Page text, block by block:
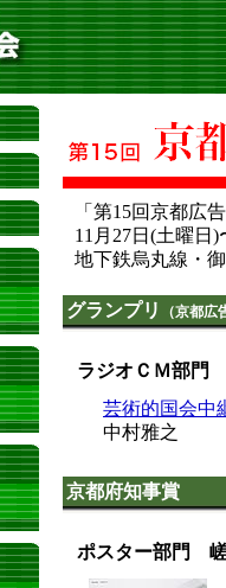
「第15回京都広
11月27日(土曜日
地下鉄烏丸線・
グランプリ （京都
ラジオＣＭ部門
芸術的国会中
中村雅之
京都府知事賞
ポスター部門